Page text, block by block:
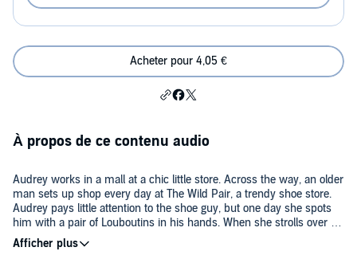
Acheter pour 4,05 €
À propos de ce contenu audio
Audrey works in a mall at a chic little store. Across the way, an older
man sets up shop every day at The Wild Pair, a trendy shoe store.
Audrey pays little attention to the shoe guy, but one day she spots
him with a pair of Louboutins in his hands. When she strolls over to
the shop to check it out, disaster happens, and as fate would have it,
she ends up on a date with this older man.
©2015 Abnormal Publishing Company (P)2015 Abnormal